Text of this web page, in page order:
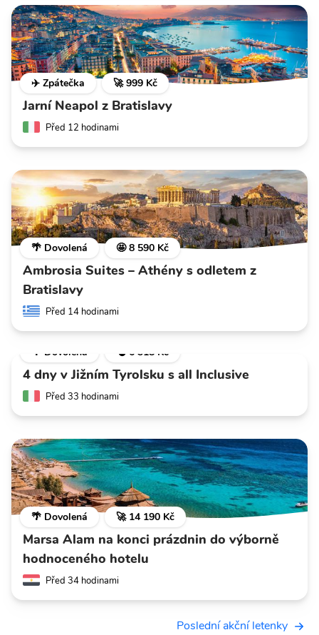
✈️ Zpátečka 🚀 999 Kč
Jarní Neapol z Bratislavy
Před 12 hodinami
🌴 Dovolená 🤩 8 590 Kč
Ambrosia Suites – Athény s odletem z
Bratislavy
Před 14 hodinami
🌴 Dovolená 💣 6 318 Kč
4 dny v Jižním Tyrolsku s all Inclusive
Před 33 hodinami
🌴 Dovolená 🚀 14 190 Kč
Marsa Alam na konci prázdnin do výborně
hodnoceného hotelu
Před 34 hodinami
Poslední akční letenky